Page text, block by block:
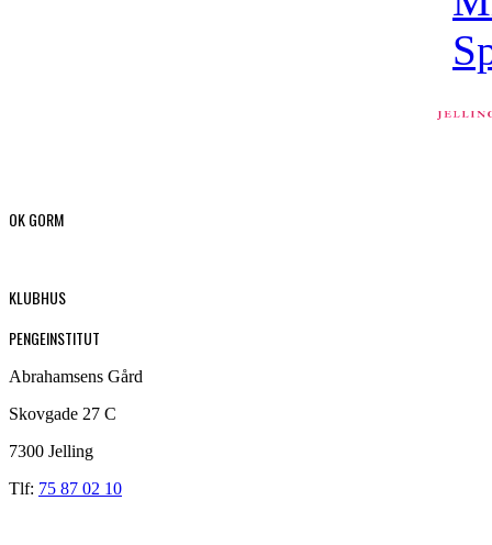
OK GORM
KLUBHUS
PENGEINSTITUT
Abrahamsens Gård
Skovgade 27 C
7300 Jelling
Tlf: 75 87 02 10